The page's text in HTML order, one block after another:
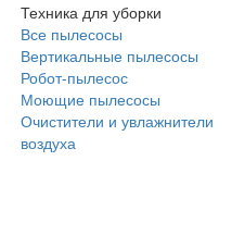
Техника для уборки
Все пылесосы
Вертикальные пылесосы
Робот-пылесос
Моющие пылесосы
Очистители и увлажнители
воздуха